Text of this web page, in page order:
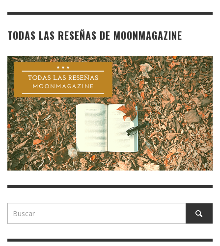
TODAS LAS RESEÑAS DE MOONMAGAZINE